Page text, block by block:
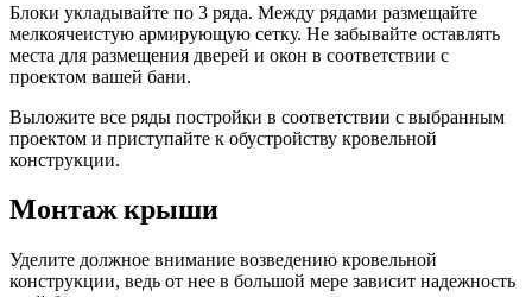
Блоки укладывайте по 3 ряда. Между рядами размещайте
мелкоячеистую армирующую сетку. Не забывайте оставлять
места для размещения дверей и окон в соответствии с
проектом вашей бани.
Выложите все ряды постройки в соответствии с выбранным
проектом и приступайте к обустройству кровельной
конструкции.
Монтаж крыши
Уделите должное внимание возведению кровельной
конструкции, ведь от нее в большой мере зависит надежность